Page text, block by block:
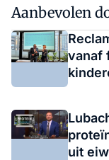
Aanbevolen
vanaf
uit